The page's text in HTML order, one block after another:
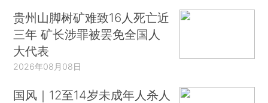
贵州山脚树矿难致16人死亡近
三年 矿长涉罪被罢免全国人
大代表
2026年08月08日
国风｜12至14岁未成年人杀人